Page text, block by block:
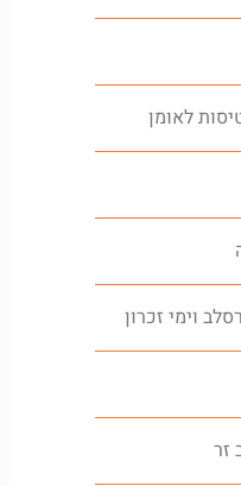
לאומן
וימי זכרון
זר